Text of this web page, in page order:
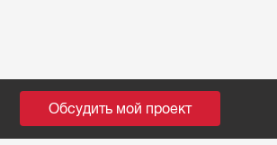
Обсудить мой проект